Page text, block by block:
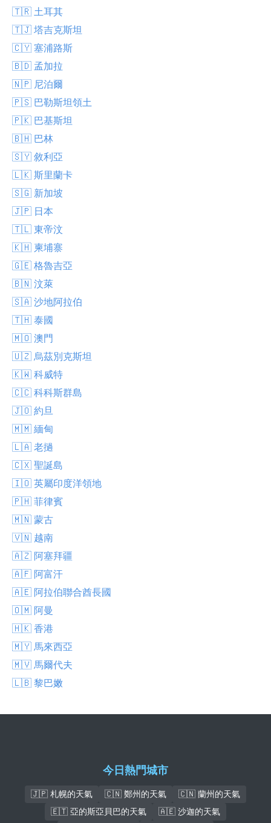
🇹🇷 土耳其
🇹🇯 塔吉克斯坦
🇨🇾 塞浦路斯
🇧🇩 孟加拉
🇳🇵 尼泊爾
🇵🇸 巴勒斯坦領土
🇵🇰 巴基斯坦
🇧🇭 巴林
🇸🇾 敘利亞
🇱🇰 斯里蘭卡
🇸🇬 新加坡
🇯🇵 日本
🇹🇱 東帝汶
🇰🇭 柬埔寨
🇬🇪 格魯吉亞
🇧🇳 汶萊
🇸🇦 沙地阿拉伯
🇹🇭 泰國
🇲🇴 澳門
🇺🇿 烏茲別克斯坦
🇰🇼 科威特
🇨🇨 科科斯群島
🇯🇴 約旦
🇲🇲 緬甸
🇱🇦 老撾
🇨🇽 聖誕島
🇮🇴 英屬印度洋領地
🇵🇭 菲律賓
🇲🇳 蒙古
🇻🇳 越南
🇦🇿 阿塞拜疆
🇦🇫 阿富汗
🇦🇪 阿拉伯聯合酋長國
🇴🇲 阿曼
🇭🇰 香港
🇲🇾 馬來西亞
🇲🇻 馬爾代夫
🇱🇧 黎巴嫩
今日熱門城市
🇯🇵 札幌的天氣 🇨🇳 鄭州的天氣
🇨🇳 蘭州的天氣
🇪🇹 亞的斯亞貝巴的天氣
🇦🇪 沙迦的天氣